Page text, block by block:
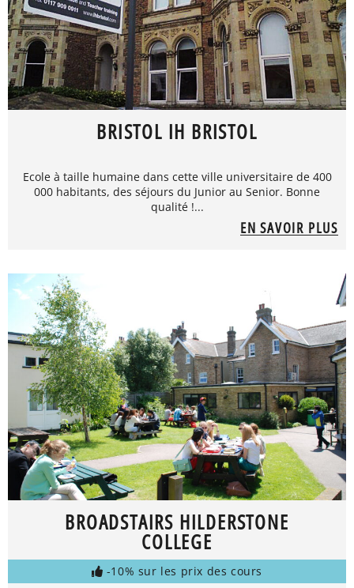
BRISTOL IH BRISTOL
Ecole à taille humaine dans cette ville universitaire de 400
000 habitants, des séjours du Junior au Senior. Bonne
qualité !...
EN SAVOIR PLUS
BROADSTAIRS HILDERSTONE
COLLEGE
-10% sur les prix des cours